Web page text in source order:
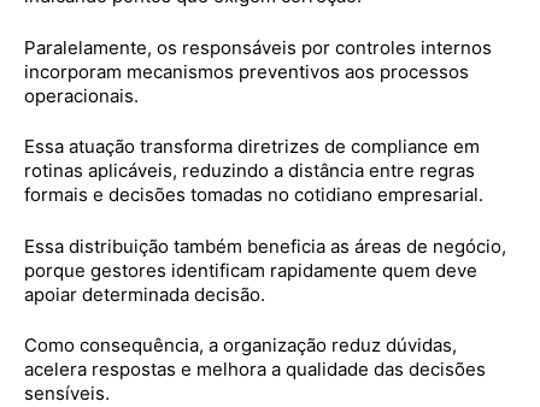
Paralelamente, os responsáveis por controles internos
incorporam mecanismos preventivos aos processos
operacionais.
Essa atuação transforma diretrizes de compliance em
rotinas aplicáveis, reduzindo a distância entre regras
formais e decisões tomadas no cotidiano empresarial.
Essa distribuição também beneficia as áreas de negócio,
porque gestores identificam rapidamente quem deve
apoiar determinada decisão.
Como consequência, a organização reduz dúvidas,
acelera respostas e melhora a qualidade das decisões
sensíveis.